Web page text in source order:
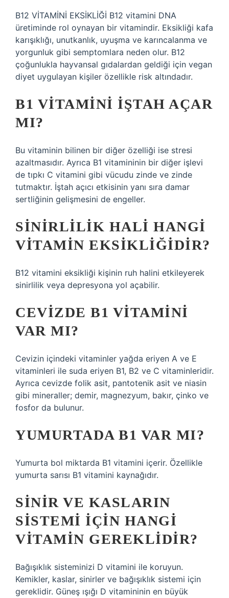
B12 VİTAMİNİ EKSİKLİĞİ B12 vitamini DNA
üretiminde rol oynayan bir vitamindir. Eksikliği kafa
karışıklığı, unutkanlık, uyuşma ve karıncalanma ve
yorgunluk gibi semptomlara neden olur. B12
çoğunlukla hayvansal gıdalardan geldiği için vegan
diyet uygulayan kişiler özellikle risk altındadır.
B1 VITAMINI IŞTAH AÇAR
MI?
Bu vitaminin bilinen bir diğer özelliği ise stresi
azaltmasıdır. Ayrıca B1 vitamininin bir diğer işlevi
de tıpkı C vitamini gibi vücudu zinde ve zinde
tutmaktır. İştah açıcı etkisinin yanı sıra damar
sertliğinin gelişmesini de engeller.
SINIRLILIK HALI HANGI
VITAMIN EKSIKLIĞIDIR?
B12 vitamini eksikliği kişinin ruh halini etkileyerek
sinirlilik veya depresyona yol açabilir.
CEVIZDE B1 VITAMINI
VAR MI?
Cevizin içindeki vitaminler yağda eriyen A ve E
vitaminleri ile suda eriyen B1, B2 ve C vitaminleridir.
Ayrıca cevizde folik asit, pantotenik asit ve niasin
gibi mineraller; demir, magnezyum, bakır, çinko ve
fosfor da bulunur.
YUMURTADA B1 VAR MI?
Yumurta bol miktarda B1 vitamini içerir. Özellikle
yumurta sarısı B1 vitamini kaynağıdır.
SINIR VE KASLARIN
SISTEMI IÇIN HANGI
VITAMIN GEREKLIDIR?
Bağışıklık sisteminizi D vitamini ile koruyun.
Kemikler, kaslar, sinirler ve bağışıklık sistemi için
gereklidir. Güneş ışığı D vitamininin en büyük